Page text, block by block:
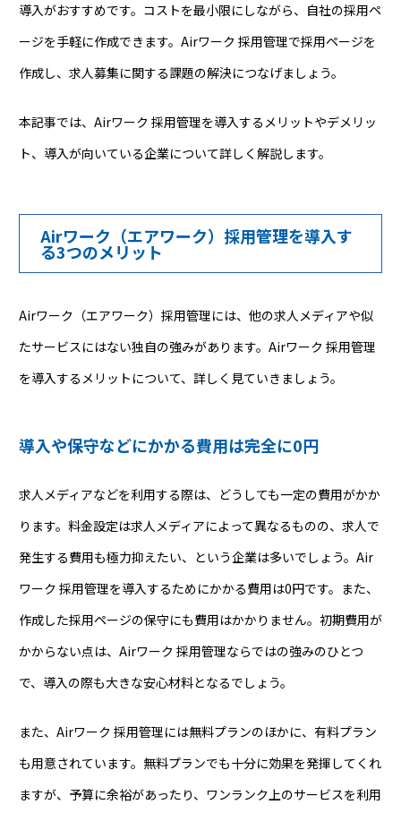
導入がおすすめです。コストを最小限にしながら、自社の採用ペ
ージを手軽に作成できます。Airワーク 採用管理で採用ページを
作成し、求人募集に関する課題の解決につなげましょう。
本記事では、Airワーク 採用管理を導入するメリットやデメリッ
ト、導入が向いている企業について詳しく解説します。
Airワーク（エアワーク）採用管理を導入す
る3つのメリット
Airワーク（エアワーク）採用管理には、他の求人メディアや似
たサービスにはない独自の強みがあります。Airワーク 採用管理
を導入するメリットについて、詳しく見ていきましょう。
導入や保守などにかかる費用は完全に0円
求人メディアなどを利用する際は、どうしても一定の費用がかか
ります。料金設定は求人メディアによって異なるものの、求人で
発生する費用も極力抑えたい、という企業は多いでしょう。Air
ワーク 採用管理を導入するためにかかる費用は0円です。また、
作成した採用ページの保守にも費用はかかりません。初期費用が
かからない点は、Airワーク 採用管理ならではの強みのひとつ
で、導入の際も大きな安心材料となるでしょう。
また、Airワーク 採用管理には無料プランのほかに、有料プラン
も用意されています。無料プランでも十分に効果を発揮してくれ
ますが、予算に余裕があったり、ワンランク上のサービスを利用